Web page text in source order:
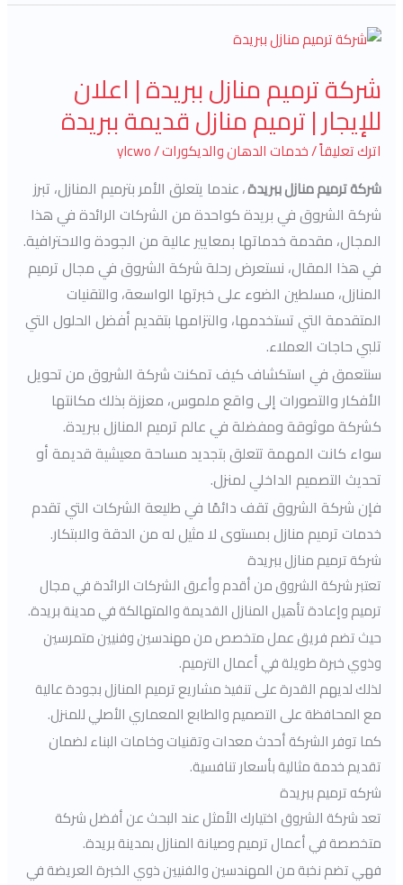
شركة ترميم منازل ببريدة | اعلان
للإيجار | ترميم منازل قديمة ببريدة
اترك تعليقاً/خدمات الدهان والديكورات/
ylcwo
شركة ترميم منازل ببريدة،عندما يتعلق الأمر بترميم المنازل، تبرز
شركة الشروق في بريدة كواحدة من الشركات الرائدة في هذا
المجال، مقدمة خدماتها بمعايير عالية من الجودة والاحترافية.
في هذا المقال، نستعرض رحلة شركة الشروق في مجال ترميم
المنازل، مسلطين الضوء على خبرتها الواسعة، والتقنيات
المتقدمة التي تستخدمها، والتزامها بتقديم أفضل الحلول التي
تلبي حاجات العملاء.
سنتعمق في استكشاف كيف تمكنت شركة الشروق من تحويل
الأفكار والتصورات إلى واقع ملموس، معززة بذلك مكانتها
كشركة موثوقة ومفضلة في عالم ترميم المنازل ببريدة.
سواء كانت المهمة تتعلق بتجديد مساحة معيشية قديمة أو
تحديث التصميم الداخلي لمنزل.
فإن شركة الشروق تقف دائمًا في طليعة الشركات التي تقدم
خدمات ترميم منازل بمستوى لا مثيل له من الدقة والابتكار.
شركة ترميم منازل ببريدة
تعتبر شركة الشروق من أقدم وأعرق الشركات الرائدة في مجال
ترميم وإعادة تأهيل المنازل القديمة والمتهالكة في مدينة بريدة.
حيث تضم فريق عمل متخصص من مهندسين وفنيين متمرسين
وذوي خبرة طويلة في أعمال الترميم.
لذلك لديهم القدرة على تنفيذ مشاريع ترميم المنازل بجودة عالية
مع المحافظة على التصميم والطابع المعماري الأصلي للمنزل.
كما توفر الشركة أحدث معدات وتقنيات وخامات البناء لضمان
تقديم خدمة مثالية بأسعار تنافسية.
شركه ترميم ببريدة
تعد شركة الشروق اختيارك الأمثل عند البحث عن أفضل شركة
متخصصة في أعمال ترميم وصيانة المنازل بمدينة بريدة.
فهي تضم نخبة من المهندسين والفنيين ذوي الخبرة العريضة في
شركة
منازل
ببريدة
|
اعلان
للإيجار
|
ترميم
منازل
قديمة
ببريدة